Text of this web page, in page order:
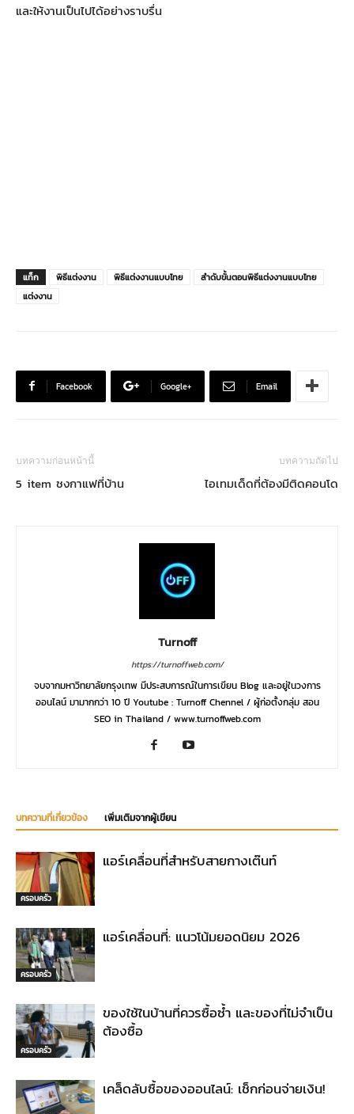
และให้งานเป็นไปได้อย่างราบรื่น
แท็ก พิธีแต่งงาน พิธีแต่งงานแบบไทย
ลำดับขั้นตอนพิธีแต่งงานแบบไทย
แต่งงาน
Facebook Google+ Email
บทความก่อนหน้านี้
5 item ชงกาแฟที่บ้าน
บทความถัดไป
ไอเทมเด็ดที่ต้องมีติดคอนโด
Turnoff
https://turnoffweb.com/
จบจากมหาวิทยาลัยกรุงเทพ มีประสบการณ์ในการเขียน Blog และอยู่ในวงการ
ออนไลน์ มามากกว่า 10 ปี Youtube : Turnoff Chennel / ผู้ก่อตั้งกลุ่ม สอน
SEO in Thailand / www.turnoffweb.com
บทความที่เกี่ยวข้อง เพิ่มเติมจากผู้เขียน
ครอบครัว
แอร์เคลื่อนที่สำหรับสายกางเต๊นท์
ครอบครัว
แอร์เคลื่อนที่: แนวโน้มยอดนิยม 2026
ครอบครัว
ของใช้ในบ้านที่ควรซื้อซ้ำ และของที่ไม่จำเป็น
ต้องซื้อ
เคล็ดลับซื้อของออนไลน์: เช็กก่อนจ่ายเงิน!